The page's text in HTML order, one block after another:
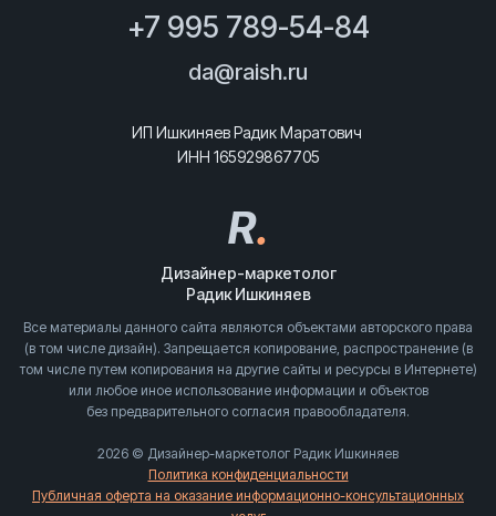
+7 995 789-54-84
da@raish.ru
ИП Ишкиняев Радик Маратович
ИНН 165929867705
R.
Дизайнер-маркетолог
Радик Ишкиняев
Все материалы данного сайта являются объектами авторского права
(в том числе дизайн). Запрещается копирование, распространение (в
том числе путем копирования на другие сайты и ресурсы в Интернете)
или любое иное использование информации и объектов
без предварительного согласия правообладателя.
2026 © Дизайнер-маркетолог Радик Ишкиняев
Политика конфиденциальности
Публичная оферта на оказание информационно-консультационных